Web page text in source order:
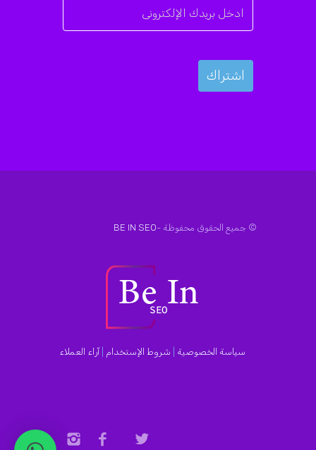
© جميع الحقوق محفوظة -BE IN SEO
سياسة الخصوصية شروط الإستخدام آراء العملاء